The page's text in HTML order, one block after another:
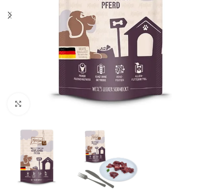
Zum Vergrößern klicken